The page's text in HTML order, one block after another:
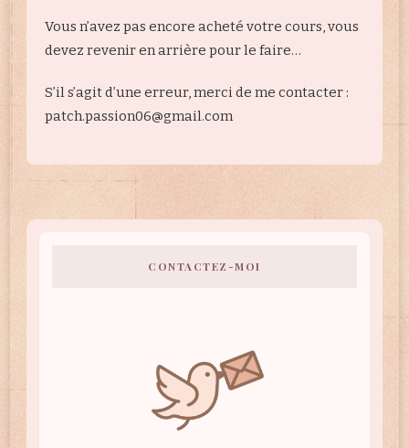
Vous n’avez pas encore acheté votre cours, vous
devez revenir en arrière pour le faire…
S’il s’agit d’une erreur, merci de me contacter :
patch.passion06@gmail.com
CONTACTEZ-MOI